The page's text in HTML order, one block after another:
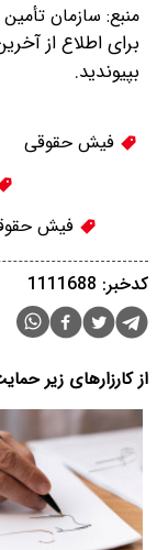
منبع: سازمان
برای اطلاع از
بپیوندید.
فیش حقوقی
فیش
کدخبر: 1111688
از کارزارهای زیر